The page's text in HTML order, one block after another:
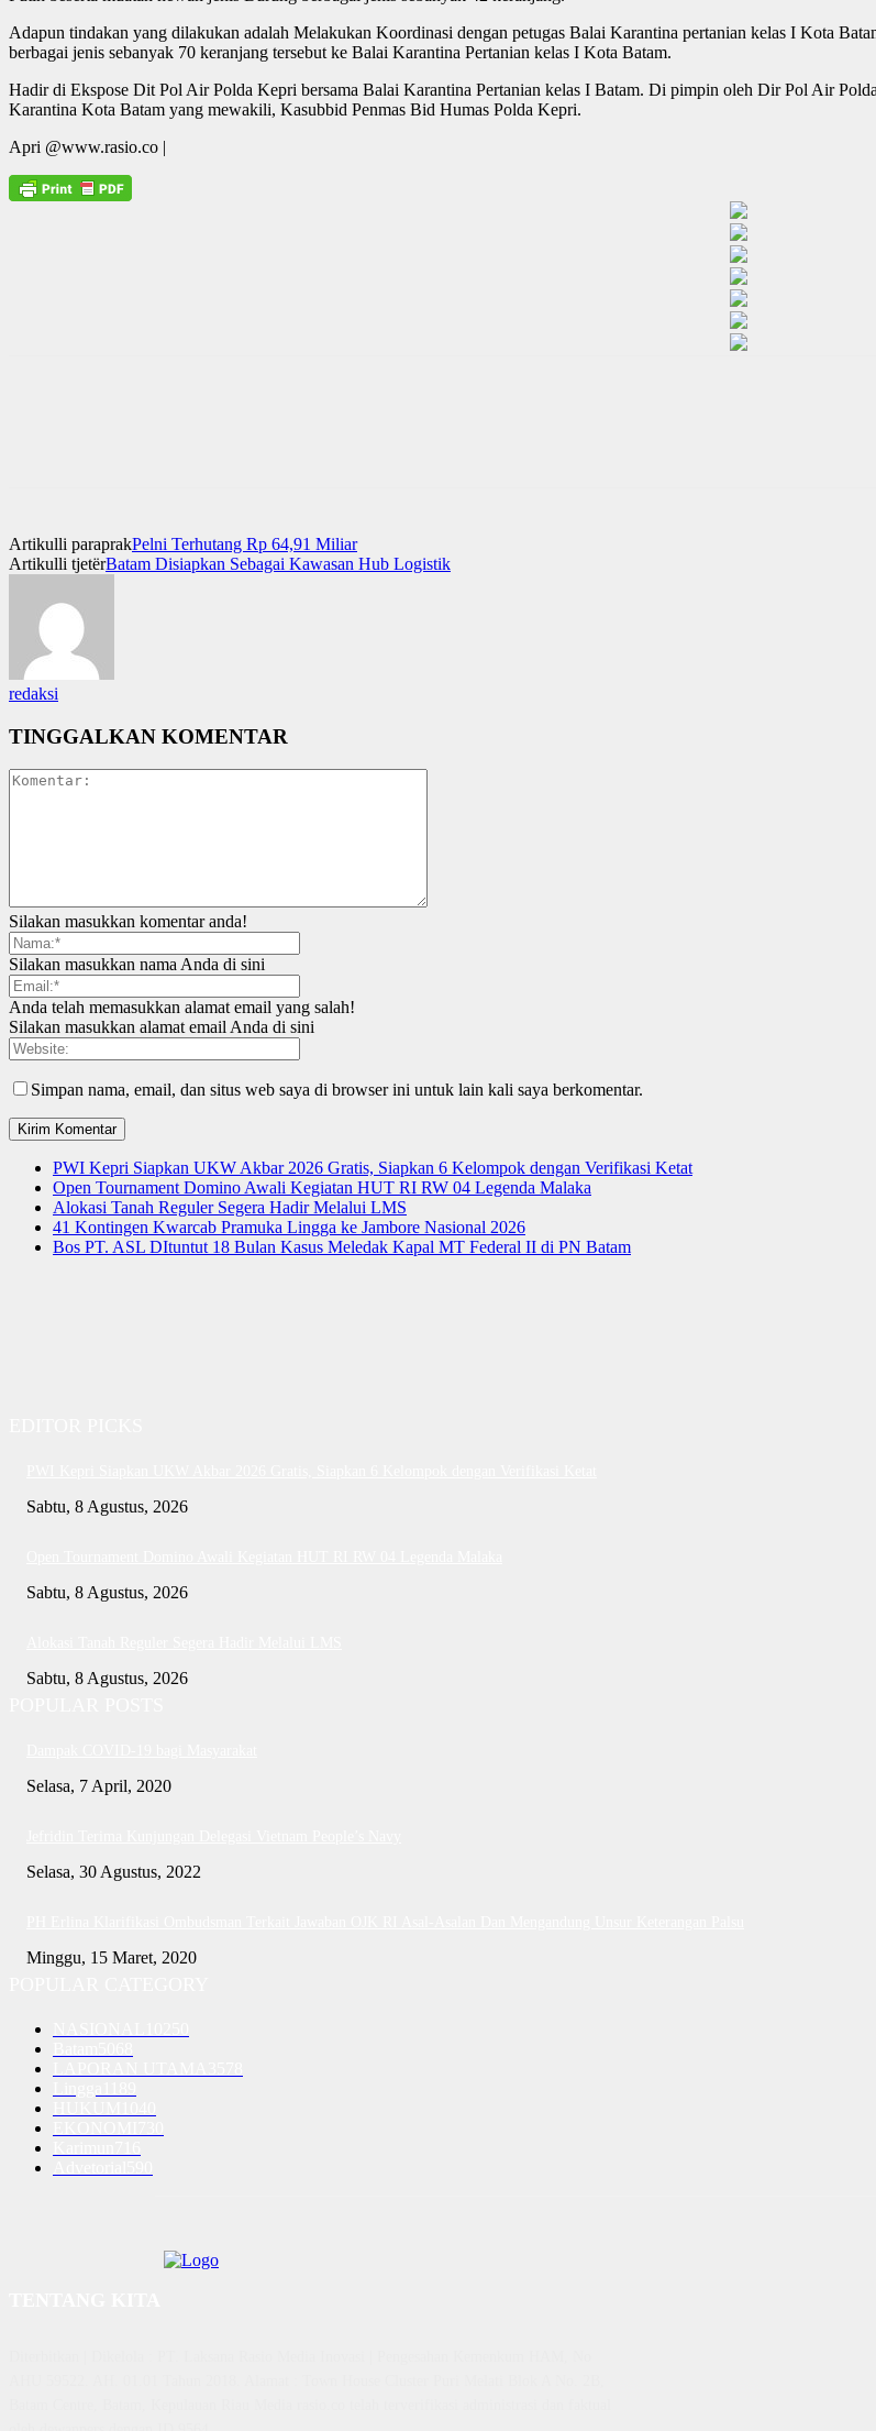
Adapun tindakan yang dilakukan adalah Melakukan Koordinasi dengan petugas Balai Karantina pertanian kelas I Kota
berbagai jenis sebanyak 70 keranjang tersebut ke Balai Karantina Pertanian kelas I Kota Batam.
Hadir di Ekspose Dit Pol Air Polda Kepri bersama Balai Karantina Pertanian kelas I Batam. Di pimpin oleh Dir Pol Air
Karantina Kota Batam yang mewakili, Kasubbid Penmas Bid Humas Polda Kepri.
Apri @www.rasio.co |
Artikulli paraprakPelni Terhutang Rp 64,91 Miliar
Artikulli tjetërBatam Disiapkan Sebagai Kawasan Hub Logistik
redaksi
TINGGALKAN KOMENTAR
Silakan masukkan komentar anda!
Silakan masukkan nama Anda di sini
Anda telah memasukkan alamat email yang salah!
Silakan masukkan alamat email Anda di sini
Simpan nama, email, dan situs web saya di browser ini untuk lain kali saya berkomentar.
PWI Kepri Siapkan UKW Akbar 2026 Gratis, Siapkan 6 Kelompok dengan Verifikasi Ketat
Open Tournament Domino Awali Kegiatan HUT RI RW 04 Legenda Malaka
Alokasi Tanah Reguler Segera Hadir Melalui LMS
41 Kontingen Kwarcab Pramuka Lingga ke Jambore Nasional 2026
Bos PT. ASL DItuntut 18 Bulan Kasus Meledak Kapal MT Federal II di PN Batam
Sabtu, 8 Agustus, 2026
Sabtu, 8 Agustus, 2026
Sabtu, 8 Agustus, 2026
Selasa, 7 April, 2020
Selasa, 30 Agustus, 2022
Minggu, 15 Maret, 2020